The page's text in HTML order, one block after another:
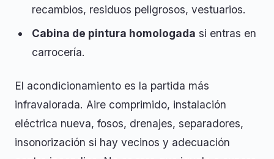
recambios, residuos peligrosos, vestuarios.
Cabina de pintura homologada si entras en
carrocería.
El acondicionamiento es la partida más
infravalorada. Aire comprimido, instalación
eléctrica nueva, fosos, drenajes, separadores,
insonorización si hay vecinos y adecuación